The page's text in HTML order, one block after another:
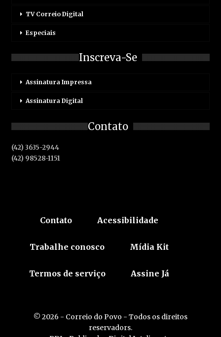
TV Correio Digital
Especiais
Inscreva-Se
Assinatura Impressa
Assinatura Digital
Contato
(42) 3635-2944
(42) 98528-1151
Contato Acessibilidade
Trabalhe conosco Mídia Kit
Termos de serviço Assine Já
© 2026 - Correio do Povo - Todos os direitos
reservadors.